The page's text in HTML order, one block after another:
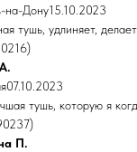
на-Дону15.10.2023
тушь, удлиняет,
тушь, которую я
П.